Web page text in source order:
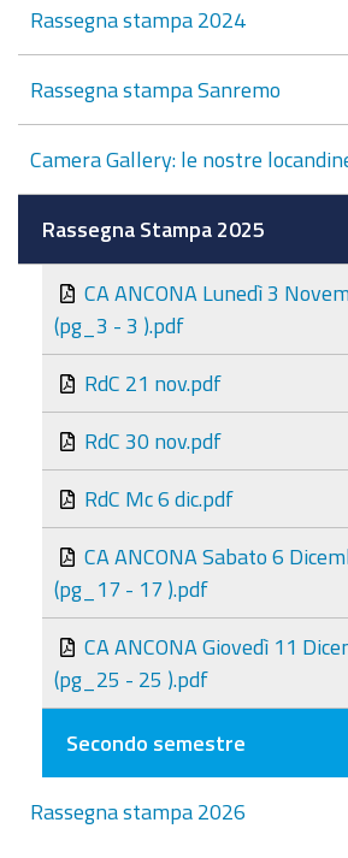
Rassegna stampa 2024
Rassegna stampa Sanremo
Camera Gallery: le nostre
Rassegna Stampa 2025
CA ANCONA Lunedì 3
(pg_3 - 3 ).pdf
RdC 21 nov.pdf
RdC 30 nov.pdf
RdC Mc 6 dic.pdf
CA ANCONA Sabato 6
(pg_17 - 17 ).pdf
CA ANCONA Giovedì 11
(pg_25 - 25 ).pdf
Secondo semestre
Rassegna stampa 2026